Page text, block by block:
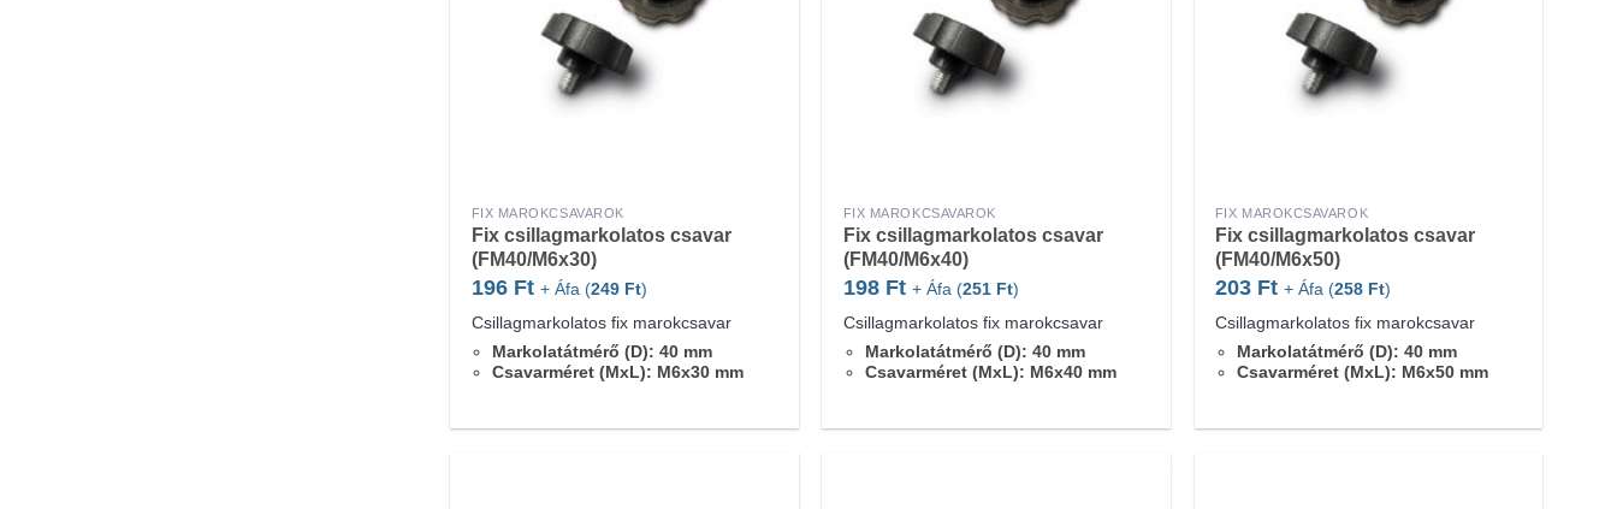
FIX MAROKCSAVAROK
Fix csillagmarkolatos csavar
(FM40/M6x30)
196 Ft + Áfa (249 Ft)
Csillagmarkolatos fix marokcsavar
Markolatátmérő (D): 40 mm
Csavarméret (MxL): M6x30 mm
FIX MAROKCSAVAROK
Fix csillagmarkolatos csavar
(FM40/M6x40)
198 Ft + Áfa (251 Ft)
Csillagmarkolatos fix marokcsavar
Markolatátmérő (D): 40 mm
Csavarméret (MxL): M6x40 mm
FIX MAROKCSAVAROK
Fix csillagmarkolatos csavar
(FM40/M6x50)
203 Ft + Áfa (258 Ft)
Csillagmarkolatos fix marokcsavar
Markolatátmérő (D): 40 mm
Csavarméret (MxL): M6x50 mm